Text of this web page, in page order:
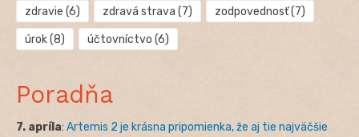
zdravie (6) zdravá strava (7) zodpovednosť(7)
úrok(8) účtovníctvo (6)
Poradňa
7. apríla: Artemis 2 je krásna pripomienka, že aj tie najväčšie